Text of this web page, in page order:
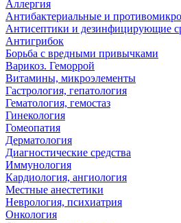
Аллергия
Антибактериальные и
Антисептики и дезинфицирующие
Антигрибок
Борьба с вредными привычками
Варикоз. Геморрой
Витамины, микроэлементы
Гастрология, гепатология
Гематология, гемостаз
Гинекология
Гомеопатия
Дерматология
Диагностические средства
Иммунология
Кардиология, ангиология
Местные анестетики
Неврология, психиатрия
Онкология